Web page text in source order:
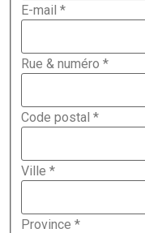
E-mail *
Rue & numéro *
Code postal *
Ville *
Province *